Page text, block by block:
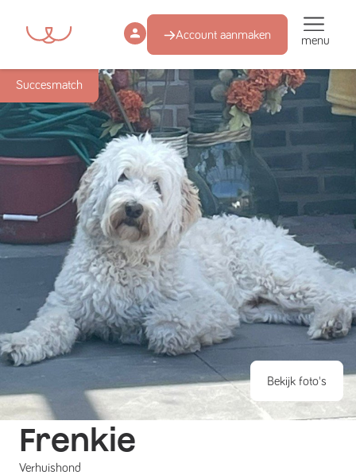
Account aanmaken menu
Succesmatch
Bekijk foto's
Frenkie
Verhuishond